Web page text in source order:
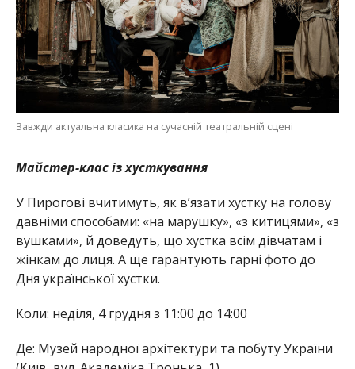
Завжди актуальна класика на сучасній театральній сцені
Майстер-клас із хусткування
У Пирогові вчитимуть, як в’язати хустку на голову
давніми способами: «на марушку», «з китицями», «з
вушками», й доведуть, що хустка всім дівчатам і
жінкам до лиця. А ще гарантують гарні фото до
Дня української хустки.
Коли: неділя, 4 грудня з 11:00 до 14:00
Де: Музей народної архітектури та побуту України